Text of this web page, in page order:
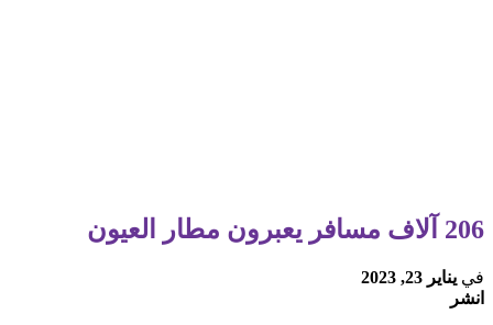
206 آلاف مسافر يعبرون مطار العيون
في يناير 23, 2023
انشر